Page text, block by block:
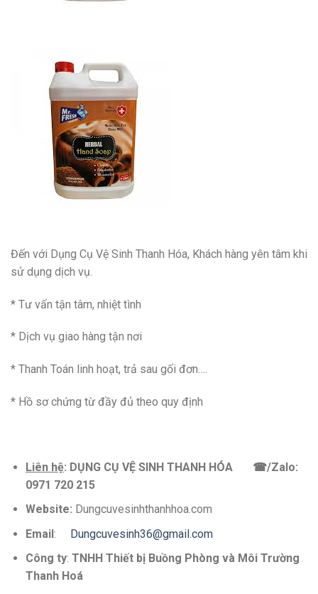
Đến với Dụng Cụ Vệ Sinh Thanh Hóa, Khách hàng yên tâm khi
sử dụng dịch vụ.
* Tư vấn tận tâm, nhiệt tình
* Dịch vụ giao hàng tận nơi
* Thanh Toán linh hoạt, trả sau gối đơn….
* Hồ sơ chứng từ đầy đủ theo quy định
Liên hệ: DỤNG CỤ VỆ SINH THANH HÓA ☎/Zalo:
0971 720 215
Website: Dungcuvesinhthanhhoa.com
Email: Dungcuvesinh36@gmail.com
Công ty: TNHH Thiết bị Buồng Phòng và Môi Trường
Thanh Hoá